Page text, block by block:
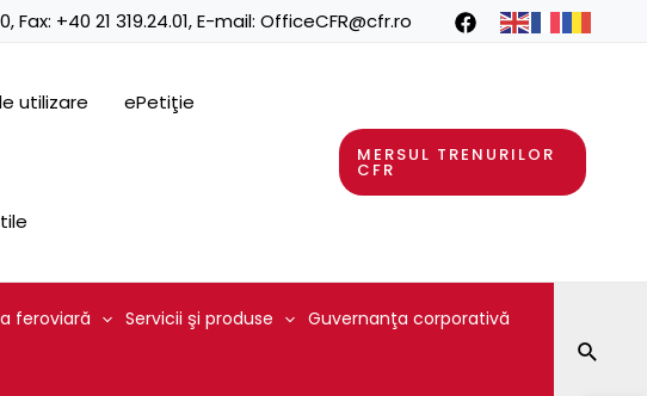
, Fax: +40 21 319.24.01, E-mail: OfficeCFR@cfr.ro
utilizare ePetiţie
MERSUL TRENURILOR
CFR
feroviară Servicii şi produse Guvernanţa corporativă